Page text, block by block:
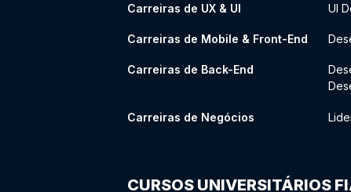
Carreiras de UX & UI UI
Carreiras de Mobile & Front-End
Carreiras de Back-End
Carreiras de Negócios
CURSOS UNIVERSITÁRIOS